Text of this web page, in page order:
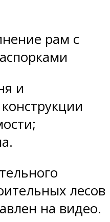
рам с
и
лесов
на видео.